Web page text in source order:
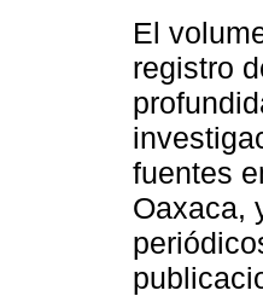
El
registro
fuentes
Oaxaca,